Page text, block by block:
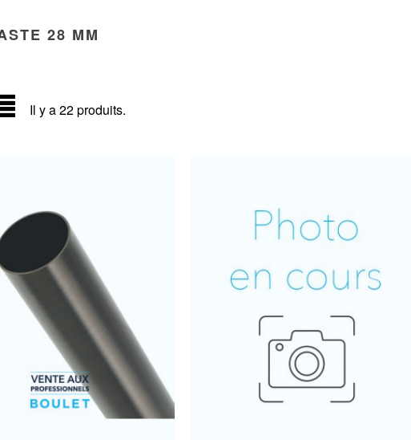
28 MM
Il y a 22 produits.